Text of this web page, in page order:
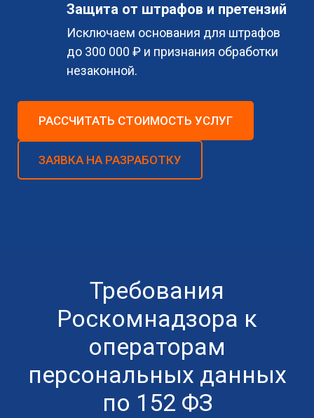
Защита от штрафов и претензий
Исключаем основания для штрафов
до 300 000 ₽ и признания обработки
незаконной.
РАССЧИТАТЬ СТОИМОСТЬ УСЛУГ
ЗАЯВКА НА РАЗРАБОТКУ
Требования
Роскомнадзора к
операторам
персональных данных
по 152 ФЗ